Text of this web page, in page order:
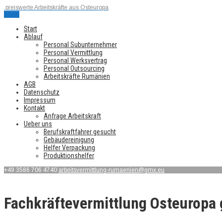
preiswerte Arbeitskräfte aus Osteuropa
Start
Ablauf
Personal Subunternehmer
Personal Vermittlung
Personal Werksvertrag
Personal Outsourcing
Arbeitskräfte Rumänien
AGB
Datenschutz
Impressum
Kontakt
Anfrage Arbeitskraft
Ueber uns
Berufskraftfahrer gesucht
Gebäudereinigung
Helfer Verpackung
Produktionshelfer
+49 3586 706 4740 arbeitsvermittlung-rumaenien@gmx.eu
Fachkräftevermittlung Osteuropa